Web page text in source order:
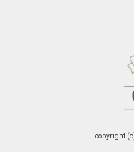
copyright